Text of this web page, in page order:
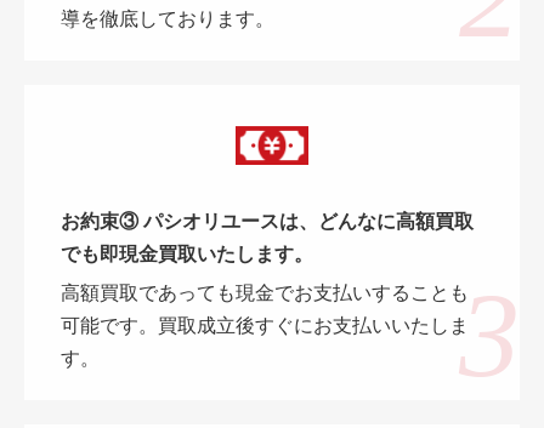
導を徹底しております。
お約束③ パシオリユースは、どんなに高額買取
でも即現金買取いたします。
高額買取であっても現金でお支払いすることも
可能です。買取成立後すぐにお支払いいたしま
す。